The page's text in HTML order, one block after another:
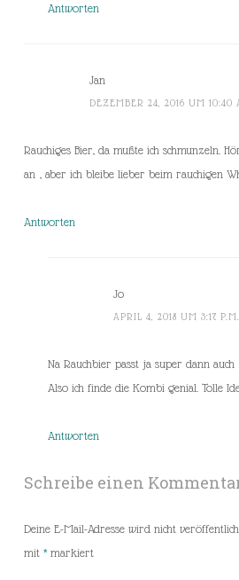
Antworten
Jan
DEZEMBER 24, 2016 UM 10:40
Rauchiges Bier, da mußte ich schmunzeln.
an , aber ich bleibe lieber beim rauchigen
Antworten
Jo
APRIL 4, 2018 UM 3:17
Na Rauchbier passt ja super dann
Also ich finde die Kombi genial. Tolle
Antworten
Schreibe einen
Deine E-Mail-Adresse wird nicht
mit *markiert